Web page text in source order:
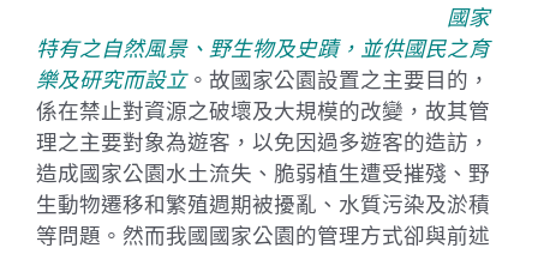
國家
特有之自然風景、野生物及史蹟，並供國民之育
樂及研究而設立。故國家公園設置之主要目的，
係在禁止對資源之破壞及大規模的改變，故其管
理之主要對象為遊客，以免因過多遊客的造訪，
造成國家公園水土流失、脆弱植生遭受摧殘、野
生動物遷移和繁殖週期被擾亂、水質污染及淤積
等問題。然而我國國家公園的管理方式卻與前述